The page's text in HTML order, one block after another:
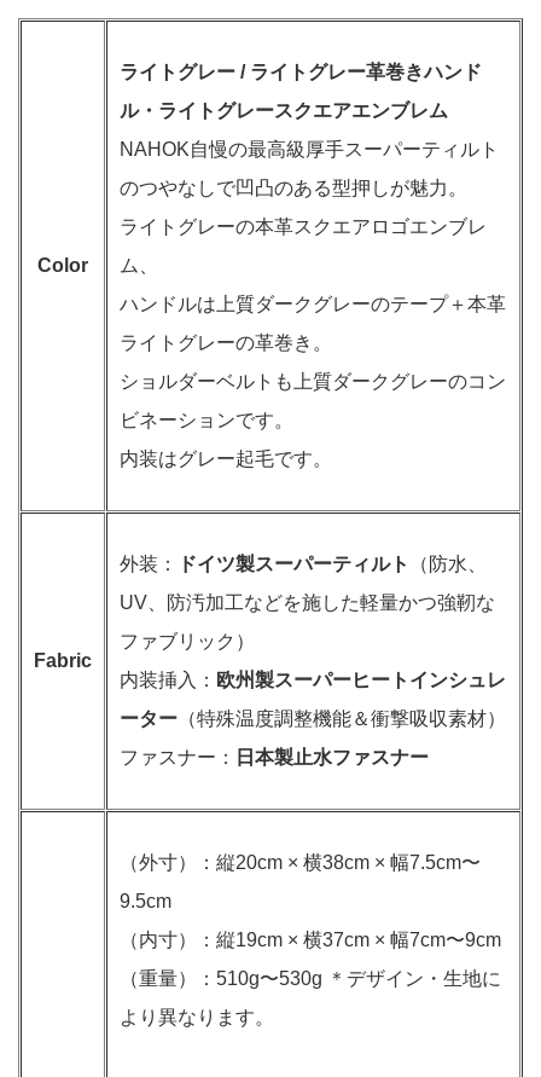
Color
ライトグレー / ライトグレー革巻きハンド
ル・ライトグレースクエアエンブレム
NAHOK自慢の最高級厚手スーパーティルト
のつやなしで凹凸のある型押しが魅力。
ライトグレーの本革スクエアロゴエンブレ
ム、
ハンドルは上質ダークグレーのテープ＋本革
ライトグレーの革巻き。
ショルダーベルトも上質ダークグレーのコン
ビネーションです。
内装はグレー起毛です。
Fabric
外装： ドイツ製スーパーティルト
（防水、
UV、防汚加工などを施した軽量かつ強靭な
ファブリック）
内装挿入： 欧州製スーパーヒートインシュレ
ーター （特殊温度調整機能＆衝撃吸収素材）
ファスナー：
日本製止水ファスナー
（外寸）：縦20cm × 横38cm × 幅7.5cm〜
9.5cm
（内寸）：縦19cm × 横37cm × 幅7cm〜9cm
（重量）：510g〜530g ＊デザイン・生地に
より異なります。